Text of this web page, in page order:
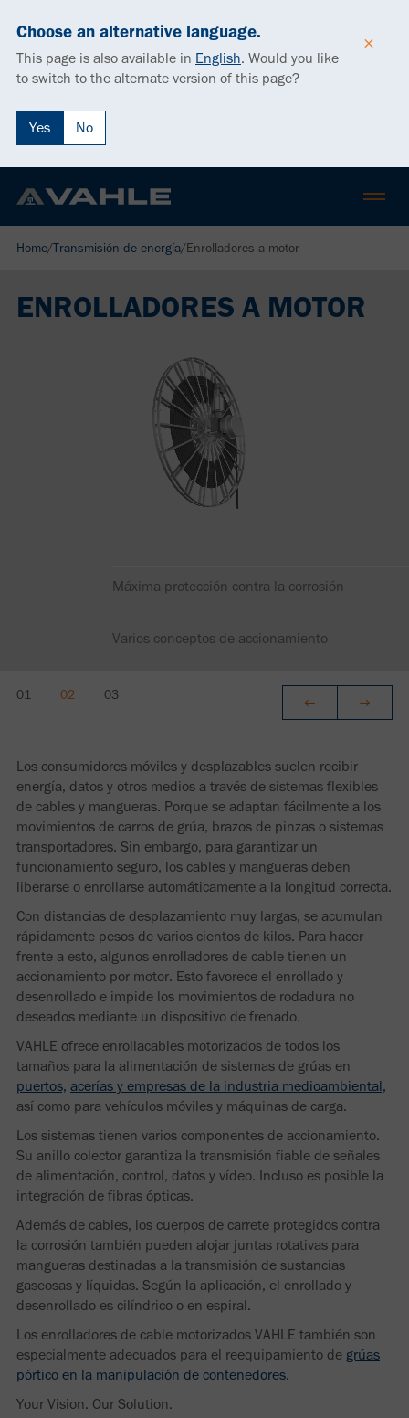
Choose an alternative language.
This page is also available in English. Would you like
to switch to the alternate version of this page?
Yes No
Home/Transmisión de energía/Enrolladores a motor
ENROLLADORES A MOTOR
Máxima protección contra la corrosión
Varios conceptos de accionamiento
Los consumidores móviles y desplazables suelen recibir
energía, datos y otros medios a través de sistemas flexibles
de cables y mangueras. Porque se adaptan fácilmente a los
movimientos de carros de grúa, brazos de pinzas o sistemas
transportadores. Sin embargo, para garantizar un
funcionamiento seguro, los cables y mangueras deben
liberarse o enrollarse automáticamente a la longitud correcta.
Con distancias de desplazamiento muy largas, se acumulan
rápidamente pesos de varios cientos de kilos. Para hacer
frente a esto, algunos enrolladores de cable tienen un
accionamiento por motor. Esto favorece el enrollado y
desenrollado e impide los movimientos de rodadura no
deseados mediante un dispositivo de frenado.
VAHLE ofrece enrollacables motorizados de todos los
tamaños para la alimentación de sistemas de grúas en
puertos, acerías y empresas de la industria medioambiental,
así como para vehículos móviles y máquinas de carga.
Los sistemas tienen varios componentes de accionamiento.
Su anillo colector garantiza la transmisión fiable de señales
de alimentación, control, datos y vídeo. Incluso es posible la
integración de fibras ópticas.
Además de cables, los cuerpos de carrete protegidos contra
la corrosión también pueden alojar juntas rotativas para
mangueras destinadas a la transmisión de sustancias
gaseosas y líquidas. Según la aplicación, el enrollado y
desenrollado es cilíndrico o en espiral.
Los enrolladores de cable motorizados VAHLE también son
especialmente adecuados para el reequipamiento de grúas
pórtico en la manipulación de contenedores.
Your Vision. Our Solution.